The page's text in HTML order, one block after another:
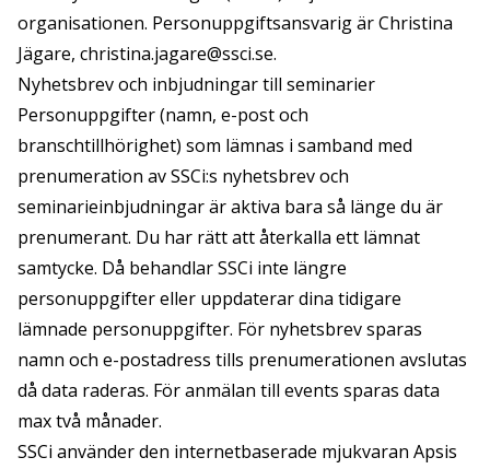
organisationen. Personuppgiftsansvarig är Christina
Jägare, christina.jagare@ssci.se.
Nyhetsbrev och inbjudningar till seminarier
Personuppgifter (namn, e-post och
branschtillhörighet) som lämnas i samband med
prenumeration av SSCi:s nyhetsbrev och
seminarieinbjudningar är aktiva bara så länge du är
prenumerant. Du har rätt att återkalla ett lämnat
samtycke. Då behandlar SSCi inte längre
personuppgifter eller uppdaterar dina tidigare
lämnade personuppgifter. För nyhetsbrev sparas
namn och e-postadress tills prenumerationen avslutas
då data raderas. För anmälan till events sparas data
max två månader.
SSCi använder den internetbaserade mjukvaran Apsis